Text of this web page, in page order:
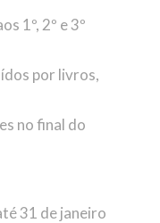
1º, 2º e 3º
por livros,
no final do
31 de janeiro